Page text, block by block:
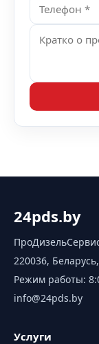
24pds.by
220036,
Режим работы:
info@24pds.by
Услуги